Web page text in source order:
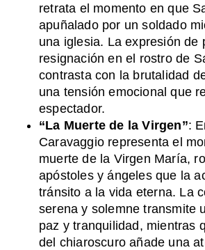
retrata el momento en que
apuñalado por un soldado
una iglesia. La expresión de
resignación en el rostro de
contrasta con la brutalidad
una tensión emocional que
espectador.
“La Muerte de la Virgen”:
Caravaggio representa el
muerte de la Virgen María,
apóstoles y ángeles que la
tránsito a la vida eterna. La
serena y solemne transmite
paz y tranquilidad, mientras
del chiaroscuro añade una